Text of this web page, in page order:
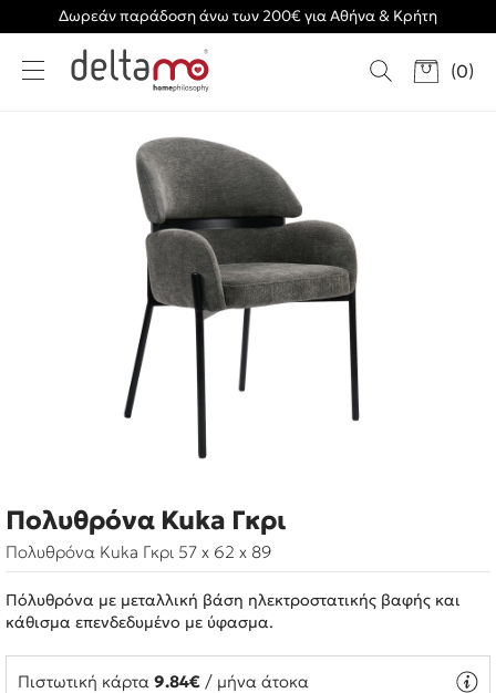
Δωρεάν παράδοση άνω των 200€ για Αθήνα & Κρήτη
(0)
Πολυθρόνα Kuka Γκρι
Πολυθρόνα Kuka Γκρι 57 x 62 x 89
Πόλυθρόνα με μεταλλική βάση ηλεκτροστατικής βαφής και
κάθισμα επενδεδυμένο με ύφασμα.
Πιστωτική κάρτα 9.84€ / μήνα άτοκα